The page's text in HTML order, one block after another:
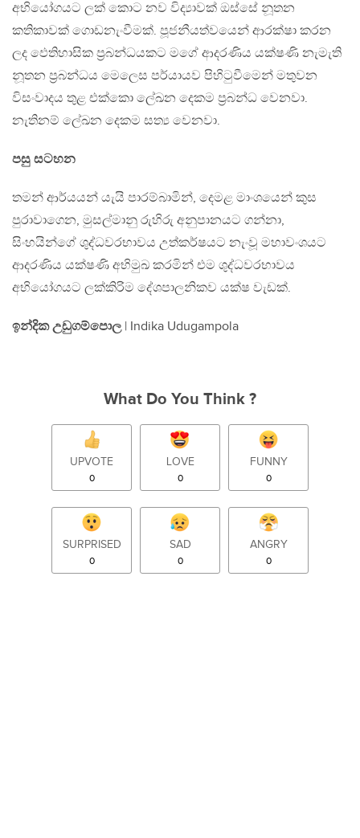
අභියෝගයට ලක් කොට නව විද්‍යාවක් ඔස්සේ නූතන
කතිකාවක් ගොඩනැංවීමක්. පූජනීයත්වයෙන් ආරක්ෂා කරන
ලද ඵෙතිහාසික ප්‍රබන්ධයකට මගේ ආදරණිය යක්ෂණි නැමැති
නූතන ප්‍රබන්ධය මෙලෙස පර්යායව පිහිටුවීමෙන් මතුවන
විසංවාදය තුළ එක්කො ලේඛන දෙකම ප්‍රබන්ධ වෙනවා.
නැතිනම් ලේඛන දෙකම සත්‍ය වෙනවා.
පසු සටහන
තමන් ආර්යයන් යැයි පාරම්බාමින්, දෙමළ මාංශයෙන් කුස
පුරාවාගෙන, මුසල්මානු රුහිරු අනුපානයට ගන්නා,
සිංහයින්ගේ ශුද්ධවරභාවය උත්කර්ෂයට නැංවූ මහාවංශයට
ආදරණිය යක්ෂණි අභිමුඛ කරමින් එම ශුද්ධවරභාවය
අභියෝගයට ලක්කිරිම දේශපාලනිකව යක්ෂ වැඩක්.
ඉන්දික උඩුගම්පොල| Indika Udugampola
What Do You Think ?
UPVOTE
0
LOVE
0
FUNNY
0
SURPRISED
0
SAD
0
ANGRY
0